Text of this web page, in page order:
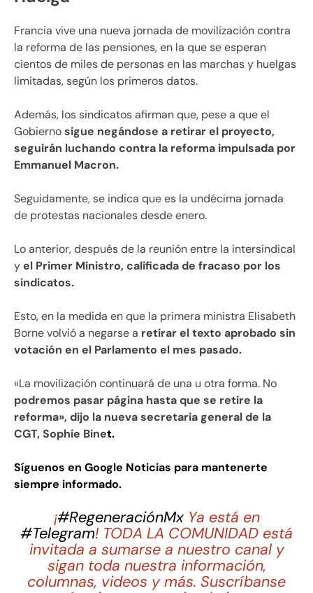
Francia vive una nueva jornada de movilización contra
la reforma de las pensiones, en la que se esperan
cientos de miles de personas en las marchas y huelgas
limitadas, según los primeros datos.
Además, los sindicatos afirman que, pese a que el
Gobiernosigue negándose a retirar el proyecto,
seguirán luchando contra la reforma impulsada por
Emmanuel Macron.
Seguidamente, se indica que es la undécima jornada
de protestas nacionales desde enero.
Lo anterior, después de la reunión entre la intersindical
yel Primer Ministro, calificada de fracaso por los
sindicatos.
Esto, en la medida en que la primera ministra Elisabeth
Borne volvió a negarse a retirar el texto aprobado sin
votación en el Parlamento el mes pasado.
«La movilización continuará de una u otra forma. No
podremos pasar página hasta que se retire la
reforma», dijo la nueva secretaria general de la
CGT, Sophie Binet.
Síguenos en Google Noticias para mantenerte
siempre informado.
¡#RegeneraciónMxYa está en
#Telegram! TODA LA COMUNIDAD está
invitada a sumarse a nuestro canal y
sigan toda nuestra información,
columnas, videos y más. Suscríbanse